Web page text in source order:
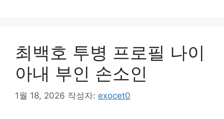
최백호 투병 프로필 나이
아내 부인 손소인
1월 18, 2026 작성자: exocet0